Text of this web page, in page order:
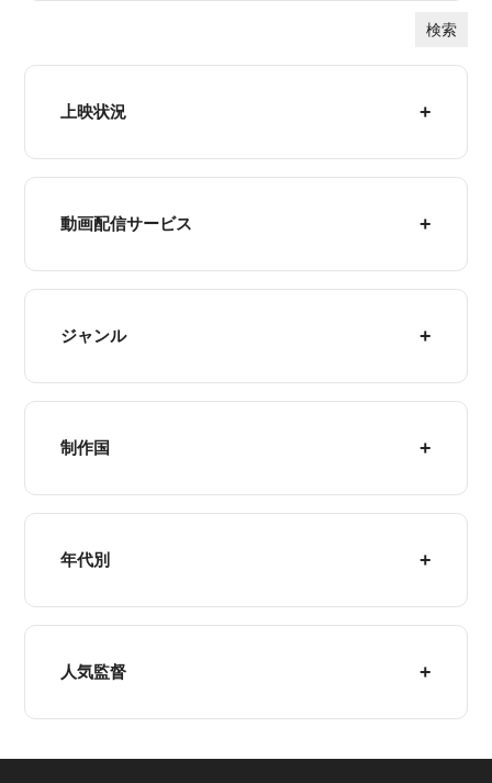
検索
上映状況
動画配信サービス
ジャンル
制作国
年代別
人気監督